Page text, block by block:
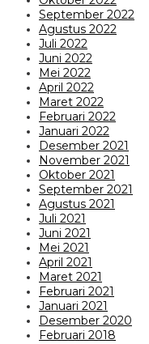
September 2022
Agustus 2022
Juli 2022
Juni 2022
Mei 2022
April 2022
Maret 2022
Februari 2022
Januari 2022
Desember 2021
November 2021
Oktober 2021
September 2021
Agustus 2021
Juli 2021
Juni 2021
Mei 2021
April 2021
Maret 2021
Februari 2021
Januari 2021
Desember 2020
Februari 2018